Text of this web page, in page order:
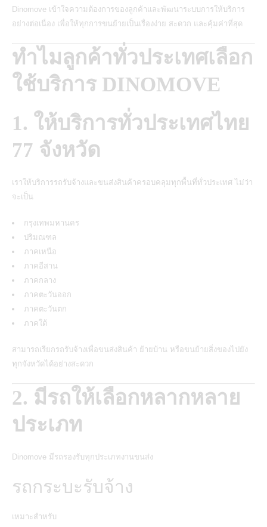
Dinomove เข้าใจความต้องการของลูกค้าและพัฒนาระบบการให้บริการ
อย่างต่อเนื่อง เพื่อให้ทุกการขนย้ายเป็นเรื่องง่าย สะดวก และคุ้มค่าที่สุด
ทำไมลูกค้าทั่วประเทศเลือก
ใช้บริการ DINOMOVE
1. ให้บริการทั่วประเทศไทย
77 จังหวัด
เราให้บริการรถรับจ้างและขนส่งสินค้าครอบคลุมทุกพื้นที่ทั่วประเทศ ไม่ว่า
จะเป็น
กรุงเทพมหานคร
ปริมณฑล
ภาคเหนือ
ภาคอีสาน
ภาคกลาง
ภาคตะวันออก
ภาคตะวันตก
ภาคใต้
สามารถเรียกรถรับจ้างเพื่อขนส่งสินค้า ย้ายบ้าน หรือขนย้ายสิ่งของไปยัง
ทุกจังหวัดได้อย่างสะดวก
2. มีรถให้เลือกหลากหลาย
ประเภท
Dinomove มีรถรองรับทุกประเภทงานขนส่ง
รถกระบะรับจ้าง
เหมาะสำหรับ